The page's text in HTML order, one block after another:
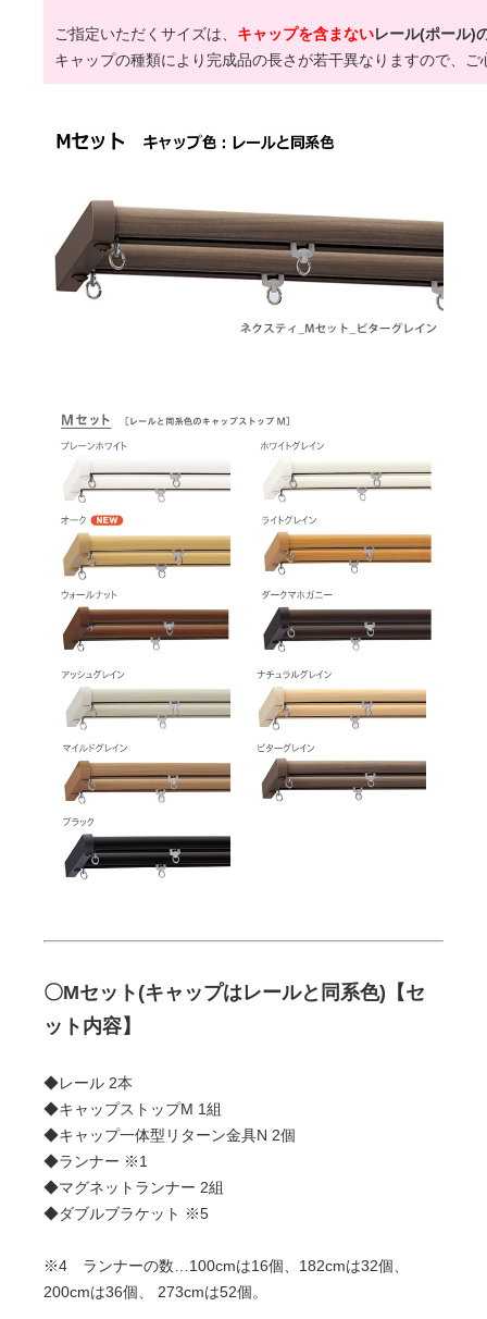
ご指定いただくサイズは、 キャップを含まないレール(ポール)
キャップの種類により完成品の長さが若干異なりますので、
〇Mセット(キャップはレールと同系色)【セ
ット内容】
◆レール 2本
◆キャップストップM 1組
◆キャップ一体型リターン金具N 2個
◆ランナー ※1
◆マグネットランナー 2組
◆ダブルブラケット ※5
※4 ランナーの数…100cmは16個、182cmは32個、
200cmは36個、 273cmは52個。